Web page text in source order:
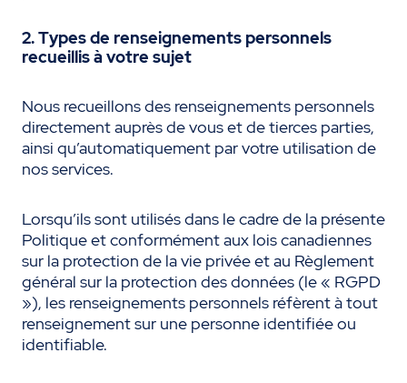
2. Types de renseignements personnels
recueillis à votre sujet
Nous recueillons des renseignements personnels
directement auprès de vous et de tierces parties,
ainsi qu’automatiquement par votre utilisation de
nos services.
Lorsqu’ils sont utilisés dans le cadre de la présente
Politique et conformément aux lois canadiennes
sur la protection de la vie privée et au Règlement
général sur la protection des données (le « RGPD
»), les renseignements personnels réfèrent à tout
renseignement sur une personne identifiée ou
identifiable.